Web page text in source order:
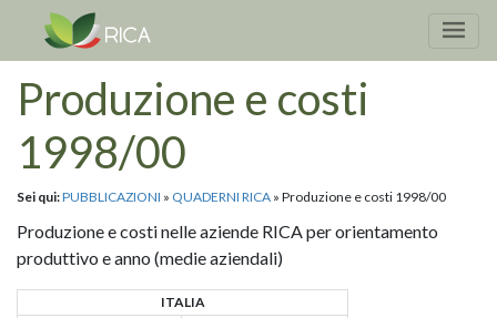
Produzione e costi
1998/00
Sei qui:PUBBLICAZIONI » QUADERNI RICA » Produzione e costi 1998/00
Produzione e costi nelle aziende RICA per orientamento
produttivo e anno (medie aziendali)
ITALIA